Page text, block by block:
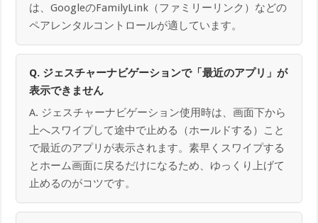
は、GoogleのFamilyLink（ファミリーリンク）などの
ペアレンタルコントロールが適しています。
Q. ジェスチャーナビゲーションで「最近のアプリ」が
表示できません
A. ジェスチャーナビゲーション使用時は、画面下から
上へスワイプして途中で止める（ホールドする）こと
で最近のアプリが表示されます。素早くスワイプする
とホーム画面に戻るだけになるため、ゆっくり上げて
止めるのがコツです。